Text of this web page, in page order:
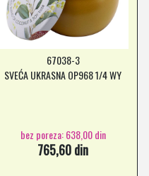
67038-3
SVEĆA UKRASNA OP968 1/4 WY
bez poreza: 638,00 din
765,60 din